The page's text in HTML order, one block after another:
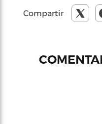
Compartir